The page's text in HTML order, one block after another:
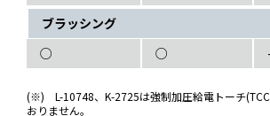
ブラッシング
○
○
(※) L-10748、K-2725は強制加圧給電トーチ
おりません。